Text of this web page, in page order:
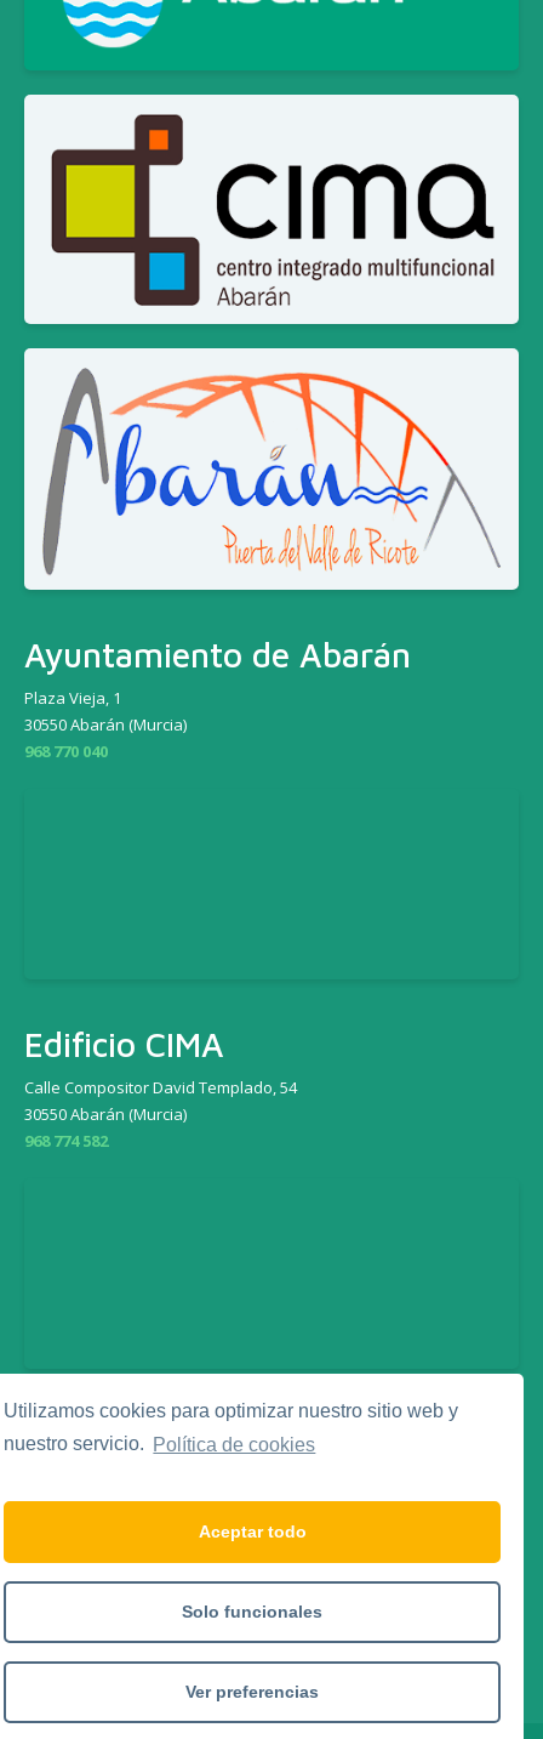
Utilizamos cookies para optimizar nuestro sitio web y
nuestro servicio. Política de cookies
Aceptar todo
Solo funcionales
Ver preferencias
Ayuntamiento de Abarán
Plaza Vieja, 1
30550 Abarán (Murcia)
968 770 040
Edificio CIMA
Calle Compositor David Templado, 54
30550 Abarán (Murcia)
968 774 582
Legal
Política de Privacidad
Social Media